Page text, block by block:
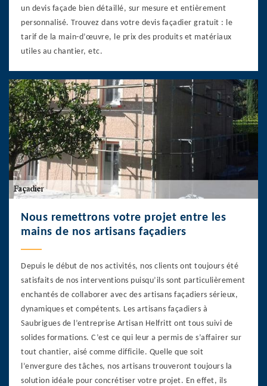
un devis façade bien détaillé, sur mesure et entièrement
personnalisé. Trouvez dans votre devis façadier gratuit : le
tarif de la main-d’œuvre, le prix des produits et matériaux
utiles au chantier, etc.
Nous remettrons votre projet entre les
mains de nos artisans façadiers
Depuis le début de nos activités, nos clients ont toujours été
satisfaits de nos interventions puisqu’ils sont particulièrement
enchantés de collaborer avec des artisans façadiers sérieux,
dynamiques et compétents. Les artisans façadiers à
Saubrigues de l’entreprise Artisan Helfritt ont tous suivi de
solides formations. C’est ce qui leur a permis de s’affairer sur
tout chantier, aisé comme difficile. Quelle que soit
l’envergure des tâches, nos artisans trouveront toujours la
solution idéale pour concrétiser votre projet. En effet, ils